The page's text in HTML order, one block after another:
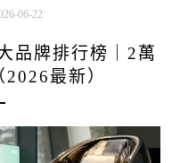
06-22
品牌排行榜｜2萬
最新）